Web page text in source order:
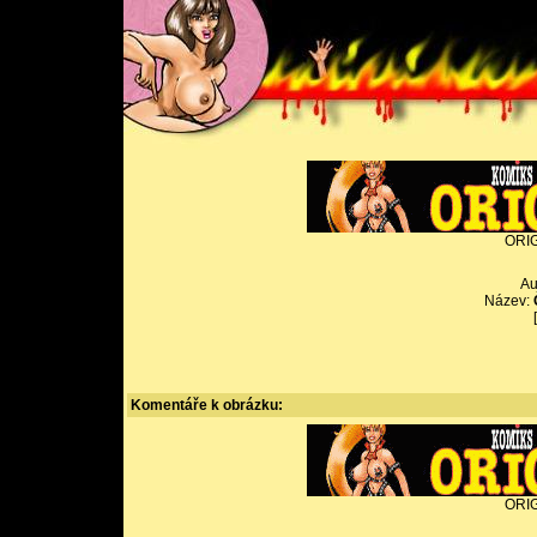
Název:
Komentáře k obrázku: